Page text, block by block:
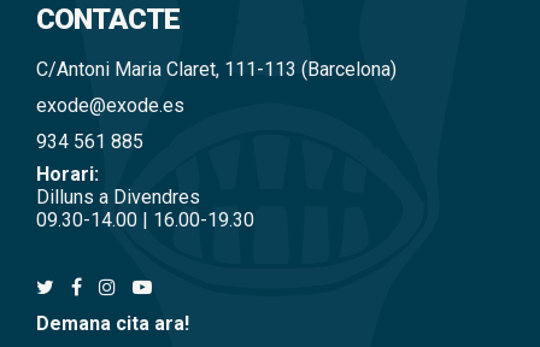
CONTACTE
C/Antoni Maria Claret, 111-113 (Barcelona)
exode@exode.es
934 561 885
Horari:
Dilluns a Divendres
09.30-14.00 | 16.00-19.30
Demana cita ara!